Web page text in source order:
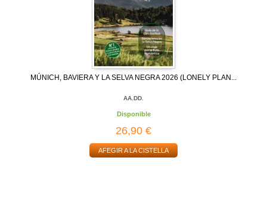
MÚNICH, BAVIERA Y LA SELVA NEGRA 2026 (LONELY PLAN...
AA.DD.
Disponible
26,90 €
AFEGIR A LA CISTELLA